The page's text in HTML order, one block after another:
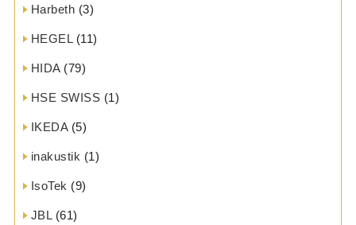
Harbeth (3)
HEGEL(11)
HIDA(79)
HSE SWISS (1)
IKEDA(5)
inakustik (1)
IsoTek (9)
JBL(61)